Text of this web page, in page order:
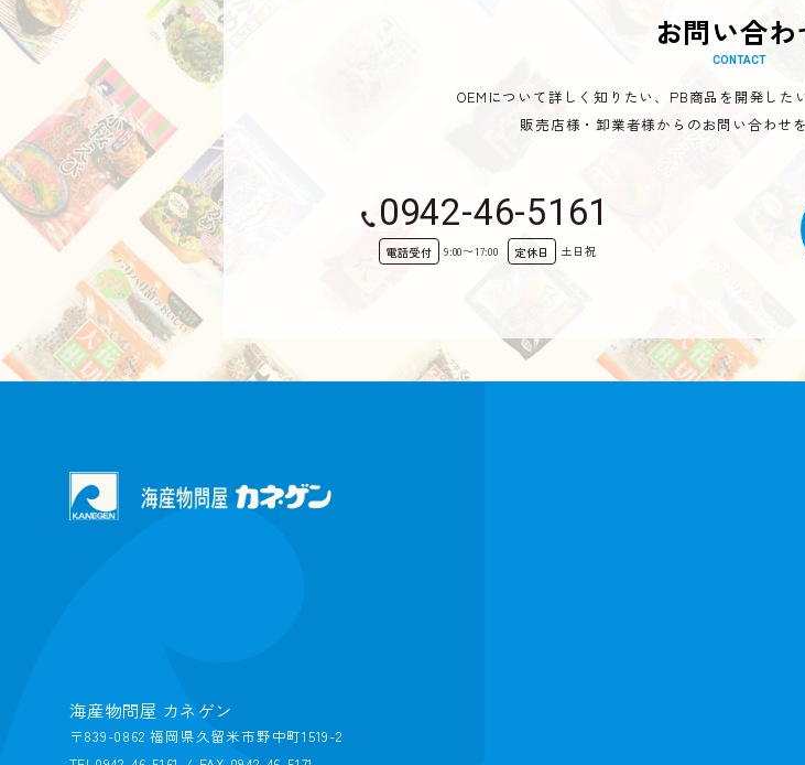
お問い合わ
CONTACT
OEMについて詳しく知りたい、PB商品を開発した
販売店様・卸業者様からのお問い合わせ
0942-46-5161
電話受付 9:00〜17:00 定休日 土日祝
海産物問屋 カネゲン
〒839-0862 福岡県久留米市野中町1519-2